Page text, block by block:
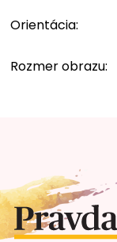
Orientácia:
Rozmer obrazu:
t
i
e